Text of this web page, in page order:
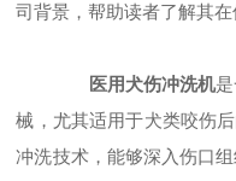
司背景，帮助读者了解其在
医用犬伤冲洗机
械，尤其适用于犬类咬伤
冲洗技术，能够深入伤口